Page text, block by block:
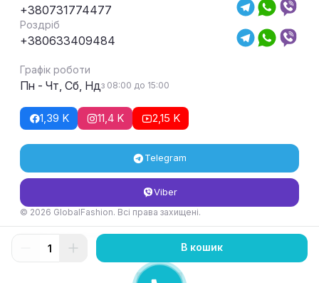
+380731774477
Роздріб
+380633409484
Графік роботи
Пн - Чт, Сб, Ндз 08:00 до 15:00
1,39 K 11,4 K 2,15 K
Telegram
Viber
© 2026 GlobalFashion. Всі права захищені.
Умови повернення та обміну товару
В кошик